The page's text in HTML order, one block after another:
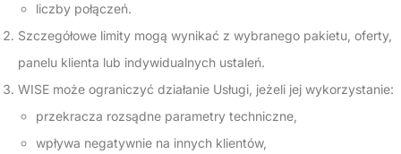
liczby połączeń.
Szczegółowe limity mogą wynikać z wybranego pakietu, oferty,
panelu klienta lub indywidualnych ustaleń.
WISE może ograniczyć działanie Usługi, jeżeli jej wykorzystanie:
przekracza rozsądne parametry techniczne,
wpływa negatywnie na innych klientów,